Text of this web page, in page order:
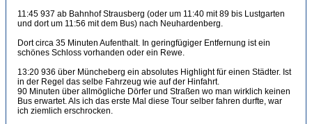
11:45 937 ab Bahnhof Strausberg (oder um 11:40 mit 89 bis Lustgarten
und dort um 11:56 mit dem Bus) nach Neuhardenberg.
Dort circa 35 Minuten Aufenthalt. In geringfügiger Entfernung ist ein
schönes Schloss vorhanden oder ein Rewe.
13:20 936 über Müncheberg ein absolutes Highlight für einen Städter. Ist
in der Regel das selbe Fahrzeug wie auf der Hinfahrt.
90 Minuten über allmögliche Dörfer und Straßen wo man wirklich keinen
Bus erwartet. Als ich das erste Mal diese Tour selber fahren durfte, war
ich ziemlich erschrocken.